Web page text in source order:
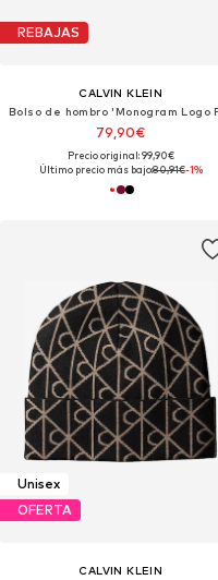
REBAJAS
CALVIN KLEIN
79,90€
Precio original: 99,90€
Último precio más bajo:80,91€-1%
Unisex
OFERTA
CALVIN KLEIN